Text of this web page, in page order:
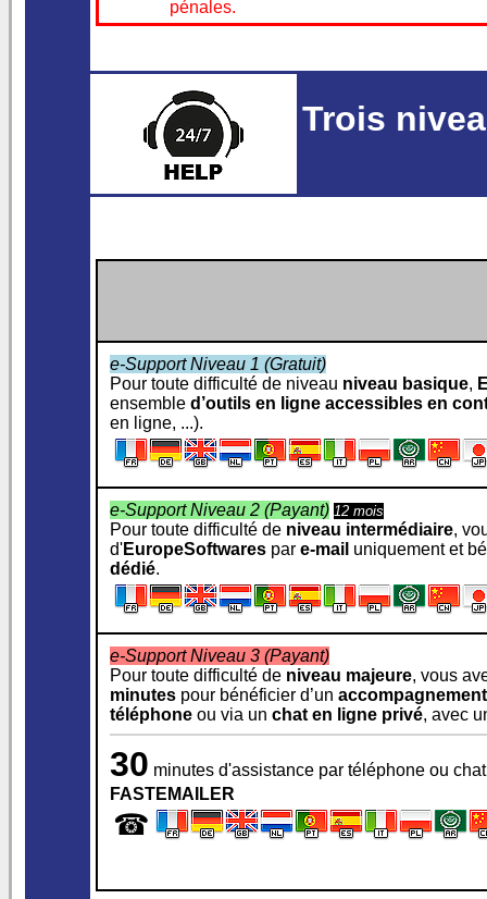
pénales.
Trois
e-Support Niveau 1 (Gratuit)
Pour toute difficulté de niveau niveau basique,
ensemble d’outils en ligne accessibles en
en ligne, ...).
e-Support Niveau 2 (Payant) 12 mois
Pour toute difficulté de niveau intermédiaire,
d'EuropeSoftwares par e‑mail uniquement et
dédié.
e-Support Niveau 3 (Payant)
Pour toute difficulté de niveau majeure, vous
minutes pour bénéficier d’un
téléphone ou via un chat en ligne privé, avec
30 minutes d'assistance par téléphone ou
FASTEMAILER
☎